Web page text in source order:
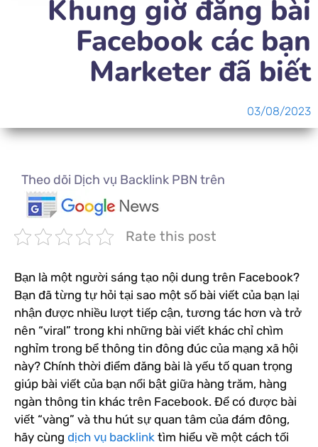
Khung giờ đăng bài
Facebook các bạn
Marketer đã biết
03/08/2023
Theo dõi Dịch vụ Backlink PBN trên
Rate this post
Bạn là một người sáng tạo nội dung trên Facebook?
Bạn đã từng tự hỏi tại sao một số bài viết của bạn lại
nhận được nhiều lượt tiếp cận, tương tác hơn và trở
nên “viral” trong khi những bài viết khác chỉ chìm
nghỉm trong bể thông tin đông đúc của mạng xã hội
này? Chính thời điểm đăng bài là yếu tố quan trọng
giúp bài viết của bạn nổi bật giữa hàng trăm, hàng
ngàn thông tin khác trên Facebook. Để có được bài
viết “vàng” và thu hút sự quan tâm của đám đông,
hãy cùng dịch vụ backlink tìm hiểu về một cách tối